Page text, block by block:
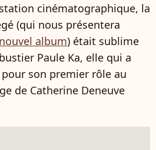
cinématographique, la
(qui nous présentera
album) était sublime
Paule Ka, elle qui a
son premier rôle au
de Catherine Deneuve